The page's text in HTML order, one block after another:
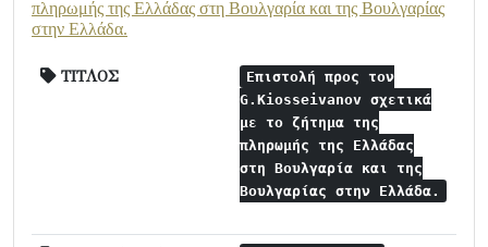
πληρωμής της Ελλάδας στη Βουλγαρία και της Βουλγαρίας
στην Ελλάδα.
ΤΙΤΛΟΣ
Επιστολή προς τον
G.Kiosseivanov σχετικά
με το ζήτημα της
πληρωμής της Ελλάδας
στη Βουλγαρία και της
Βουλγαρίας στην Ελλάδα.